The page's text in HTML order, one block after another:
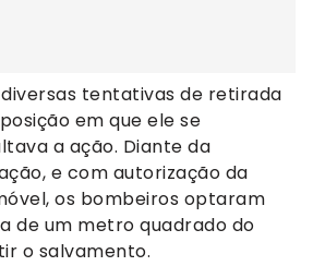
tentativas de retirada
em que ele se
a ação. Diante da
e com autorização da
os bombeiros optaram
de um metro quadrado do
o salvamento.